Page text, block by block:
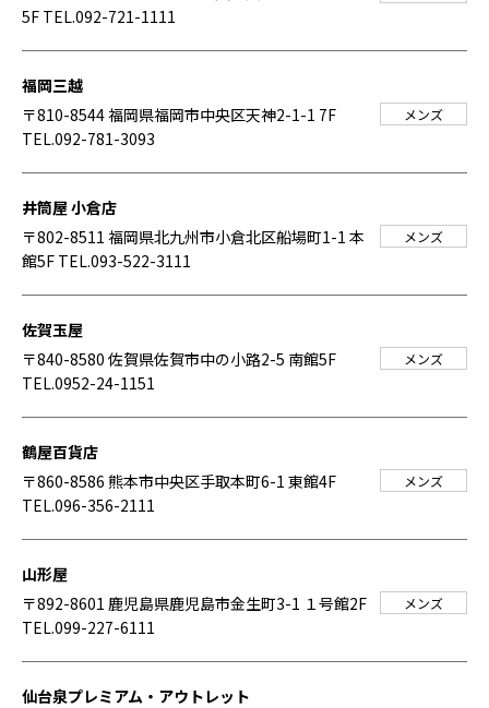
5F TEL.092-721-1111
福岡三越
〒810-8544 福岡県福岡市中央区天神2-1-1 7F
TEL.092-781-3093
メンズ
井筒屋 小倉店
〒802-8511 福岡県北九州市小倉北区船場町1-1 本
館5F TEL.093-522-3111
メンズ
佐賀玉屋
〒840-8580 佐賀県佐賀市中の小路2-5 南館5F
TEL.0952-24-1151
メンズ
鶴屋百貨店
〒860-8586 熊本市中央区手取本町6-1 東館4F
TEL.096-356-2111
メンズ
山形屋
〒892-8601 鹿児島県鹿児島市金生町3-1 １号館2F
TEL.099-227-6111
メンズ
仙台泉プレミアム・アウトレット